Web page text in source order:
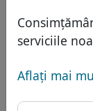
serviciile
Aflaţi mai
Domenii
Domenii
Reduceri
Transfer
Protecţia
Gazduire
FAQ